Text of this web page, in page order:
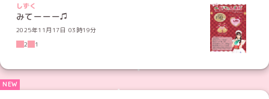
しずく
みてーーー♫
2025年11月17日 03時19分
2
1